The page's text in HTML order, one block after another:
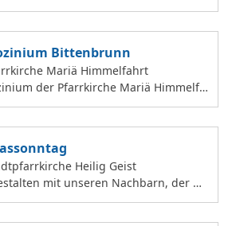
in der Hl. Geist Kirche.
Bittenbrunn
Mariä Himmelfahrt
der Pfarrkirche Mariä Himmelfa
Um 18:00 Uhr Festgottesd
durch den Kirchenchor Laetare, l
Speisen, Fassbier und Weinbar. Kind
erprogramm Wir freuen uns auf dich!
Heilig Geist
mit unseren Nachbarn, der Ca
den Gottesdienst.